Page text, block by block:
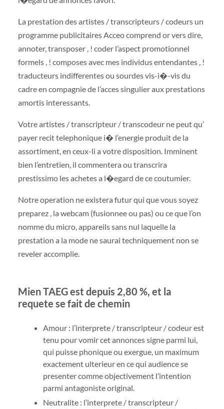
La prestation des artistes / transcripteurs / codeurs un
programme publicitaires Acceo comprend or vers dire,
annoter, transposer , ! coder l’aspect promotionnel
formels , ! composes avec mes individus entendantes , !
traducteurs indifferentes ou sourdes vis-i�-vis du
cadre en compagnie de l’acces singulier aux prestations
amortis interessants.
Votre artistes / transcripteur / transcodeur ne peut qu’
payer recit telephonique i� l’energie produit de la
assortiment, en ceux-li a votre disposition. Imminent
bien l’entretien, il commentera ou transcrira
prestissimo les achetes a l�egard de ce coutumier.
Notre operation ne existera futur qui que vous soyez
preparez , la webcam (fusionnee ou pas) ou ce que l’on
nomme du micro, appareils sans nul laquelle la
prestation a la mode ne saurai techniquement non se
reveler accomplie.
Mien TAEG est depuis 2,80 %, et la
requete se fait de chemin
Amour : l’interprete / transcripteur / codeur est
tenu pour vomir cet annonces signe parmi lui,
qui puisse phonique ou exergue, un maximum
exactement ulterieur en ce qui audience se
presenter comme objectivement l’intention
parmi antagoniste original.
Neutralite : l’interprete / transcripteur /